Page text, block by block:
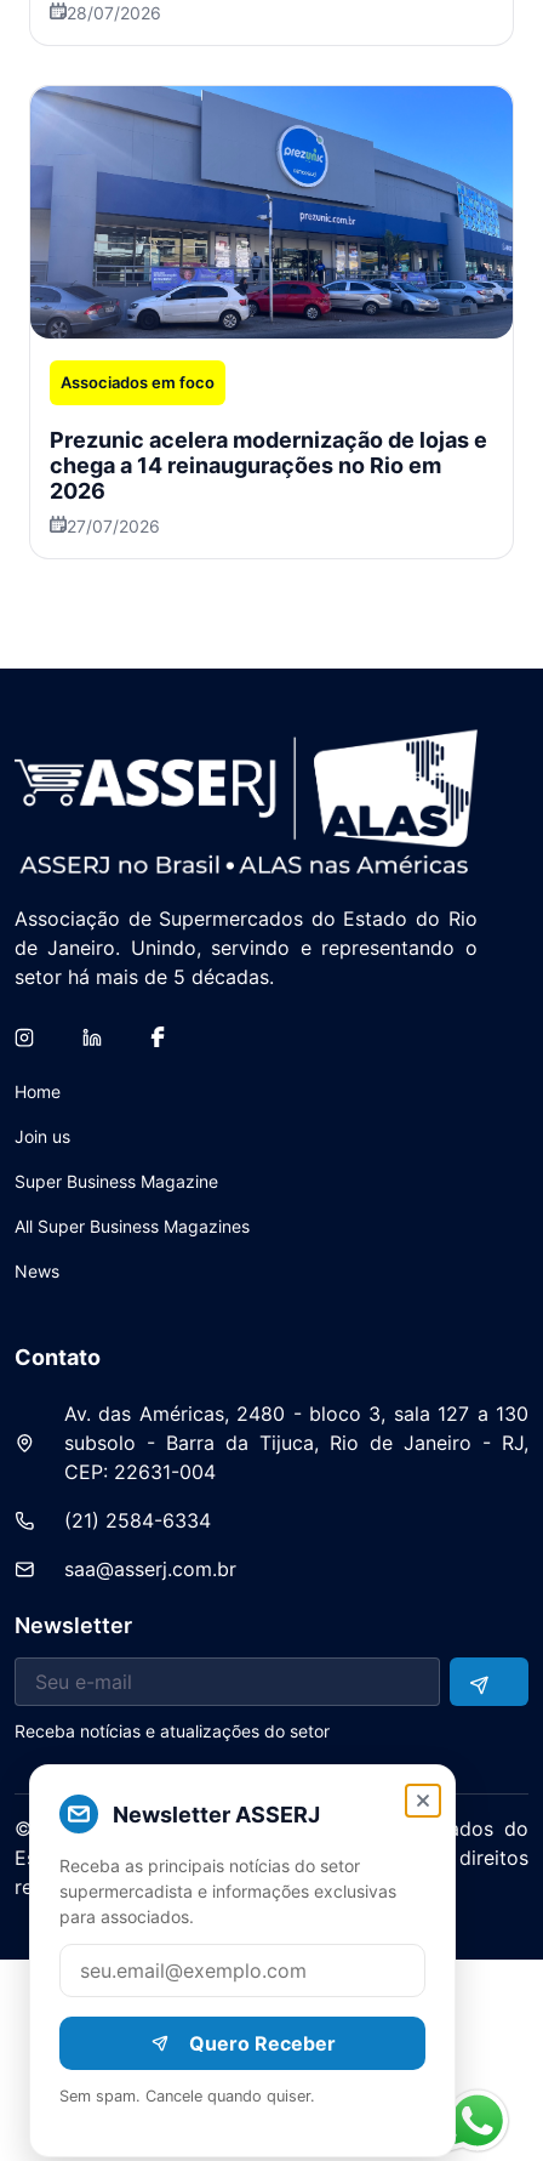
28/07/2026
Associados em foco
Prezunic acelera modernização de lojas e
chega a 14 reinaugurações no Rio em
2026
27/07/2026
Newsletter ASSERJ
Receba as principais notícias do setor
supermercadista e informações exclusivas
para associados.
Quero Receber
Sem spam. Cancele quando quiser.
Associação de Supermercados do Estado do Rio
de Janeiro. Unindo, servindo e representando o
setor há mais de 5 décadas.
Home
Join us
Super Business Magazine
All Super Business Magazines
News
Contato
Av. das Américas, 2480 - bloco 3, sala 127 a 130
subsolo - Barra da Tijuca, Rio de Janeiro - RJ,
CEP: 22631-004
(21) 2584-6334
saa@asserj.com.br
Newsletter
Receba notícias e atualizações do setor
© 2025 ASERJ – Associação de Supermercados do
Estado do Rio de Janeiro. Todos os direitos
reservados.
Política de Privacidade Termos de Uso